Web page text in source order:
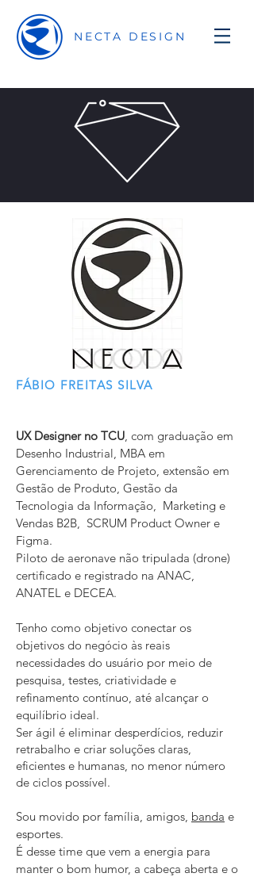
NECTA DESIGN
FÁBIO FREITAS SILVA
UX Designer no TCU, com graduação em
Desenho Industrial, MBA em
Gerenciamento de Projeto, extensão em
Gestão de Produto, Gestão da
Tecnologia da Informação, Marketing e
Vendas B2B, SCRUM Product Owner e
Figma.
Piloto de aeronave não tripulada (drone)
certificado e registrado na ANAC,
ANATEL e DECEA.
Tenho como objetivo conectar os
objetivos do negócio às reais
necessidades do usuário por meio de
pesquisa, testes, criatividade e
refinamento contínuo, até alcançar o
equilíbrio ideal.
Ser ágil é eliminar desperdícios, reduzir
retrabalho e criar soluções claras,
eficientes e humanas, no menor número
de ciclos possível.
Sou movido por família, amigos, banda e
esportes.
É desse time que vem a energia para
manter o bom humor, a cabeça aberta e o